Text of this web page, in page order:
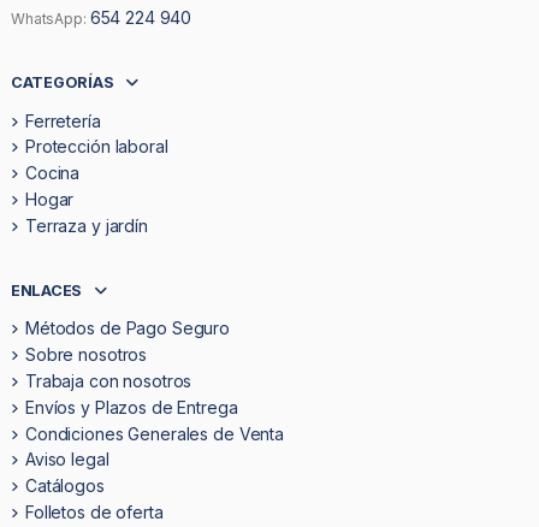
WhatsApp: 654 224 940
CATEGORÍAS
Ferretería
Protección laboral
Cocina
Hogar
Terraza y jardín
ENLACES
Métodos de Pago Seguro
Sobre nosotros
Trabaja con nosotros
Envíos y Plazos de Entrega
Condiciones Generales de Venta
Aviso legal
Catálogos
Folletos de oferta